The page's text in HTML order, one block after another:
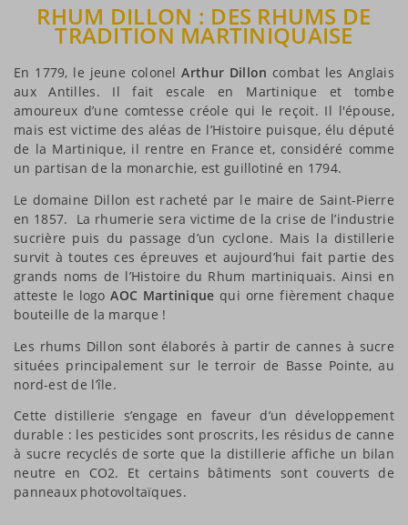
RHUM DILLON : DES RHUMS DE
TRADITION MARTINIQUAISE
En 1779, le jeune colonelArthur Dillon combat les Anglais
aux Antilles. Il fait escale en Martinique et tombe
amoureux d’une comtesse créole qui le reçoit. Il l'épouse,
mais est victime des aléas de l’Histoire puisque, élu député
de la Martinique, il rentre en France et, considéré comme
un partisan de la monarchie, est guillotiné en 1794.
Le domaine Dillon est racheté par le maire de Saint-Pierre
en 1857. La rhumerie sera victime de la crise de l’industrie
sucrière puis du passage d’un cyclone. Mais la distillerie
survit à toutes ces épreuves et aujourd’hui fait partie des
grands noms de l’Histoire du Rhum martiniquais. Ainsi en
atteste le logoAOC Martinique qui orne fièrement chaque
bouteille de la marque !
Les rhums Dillon sont élaborés à partir de cannes à sucre
situées principalement sur le terroir de Basse Pointe, au
nord-est de l’île.
Cette distillerie s’engage en faveur d’un développement
durable : les pesticides sont proscrits, les résidus de canne
à sucre recyclés de sorte que la distillerie affiche un bilan
neutre en CO2. Et certains bâtiments sont couverts de
panneaux photovoltaïques.